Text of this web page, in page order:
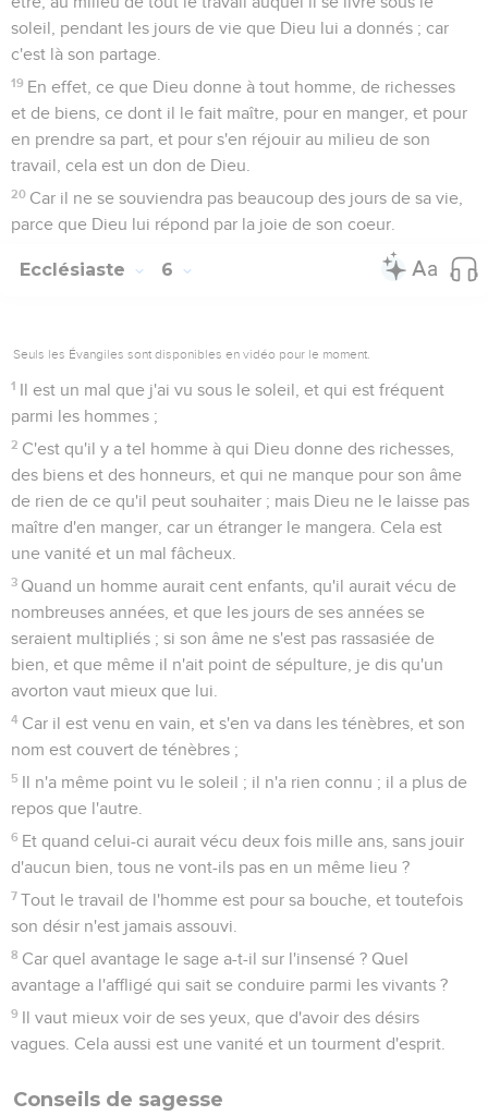
soleil, pendant les jours de vie que Dieu lui a donnés ; car
c'est là son partage.
19 En effet, ce que Dieu donne à tout homme, de richesses
et de biens, ce dont il le fait maître, pour en manger, et pour
en prendre sa part, et pour s'en réjouir au milieu de son
travail, cela est un don de Dieu.
20 Car il ne se souviendra pas beaucoup des jours de sa vie,
parce que Dieu lui répond par la joie de son coeur.
Ecclésiaste 6
Seuls les Évangiles sont disponibles en vidéo pour le moment.
1 Il est un mal que j'ai vu sous le soleil, et qui est fréquent
parmi les hommes ;
2 C'est qu'il y a tel homme à qui Dieu donne des richesses,
des biens et des honneurs, et qui ne manque pour son âme
de rien de ce qu'il peut souhaiter ; mais Dieu ne le laisse pas
maître d'en manger, car un étranger le mangera. Cela est
une vanité et un mal fâcheux.
3 Quand un homme aurait cent enfants, qu'il aurait vécu de
nombreuses années, et que les jours de ses années se
seraient multipliés ; si son âme ne s'est pas rassasiée de
bien, et que même il n'ait point de sépulture, je dis qu'un
avorton vaut mieux que lui.
4 Car il est venu en vain, et s'en va dans les ténèbres, et son
nom est couvert de ténèbres ;
5 Il n'a même point vu le soleil ; il n'a rien connu ; il a plus de
repos que l'autre.
6 Et quand celui-ci aurait vécu deux fois mille ans, sans jouir
d'aucun bien, tous ne vont-ils pas en un même lieu ?
7 Tout le travail de l'homme est pour sa bouche, et toutefois
son désir n'est jamais assouvi.
8 Car quel avantage le sage a-t-il sur l'insensé ? Quel
avantage a l'affligé qui sait se conduire parmi les vivants ?
9 Il vaut mieux voir de ses yeux, que d'avoir des désirs
vagues. Cela aussi est une vanité et un tourment d'esprit.
Conseils de sagesse